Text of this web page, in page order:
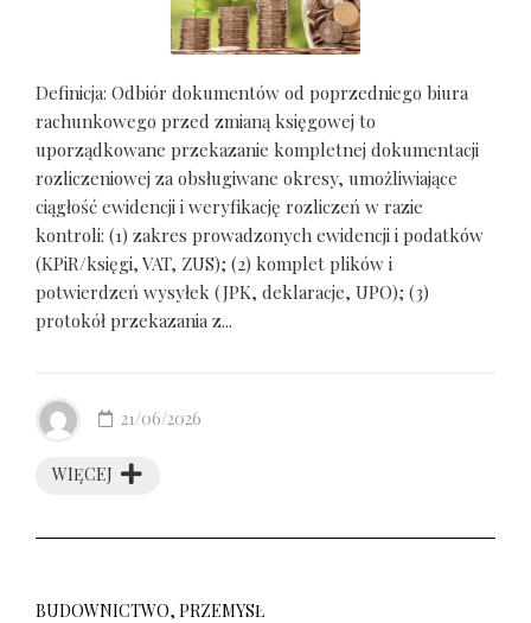
Definicja: Odbiór dokumentów od poprzedniego biura
rachunkowego przed zmianą księgowej to
uporządkowane przekazanie kompletnej dokumentacji
rozliczeniowej za obsługiwane okresy, umożliwiające
ciągłość ewidencji i weryfikację rozliczeń w razie
kontroli: (1) zakres prowadzonych ewidencji i podatków
(KPiR/księgi, VAT, ZUS); (2) komplet plików i
potwierdzeń wysyłek (JPK, deklaracje, UPO); (3)
protokół przekazania z...
WIĘCEJ
21/06/2026
BUDOWNICTWO, PRZEMYSŁ